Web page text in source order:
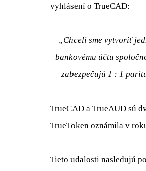
vyhlásení o TrueCAD:
„Chceli sme vytvoriť
bankovému účtu
zabezpečujú 1 : 1
TrueCAD a TrueAUD sú
TrueToken oznámila v
Tieto udalosti nasledujú